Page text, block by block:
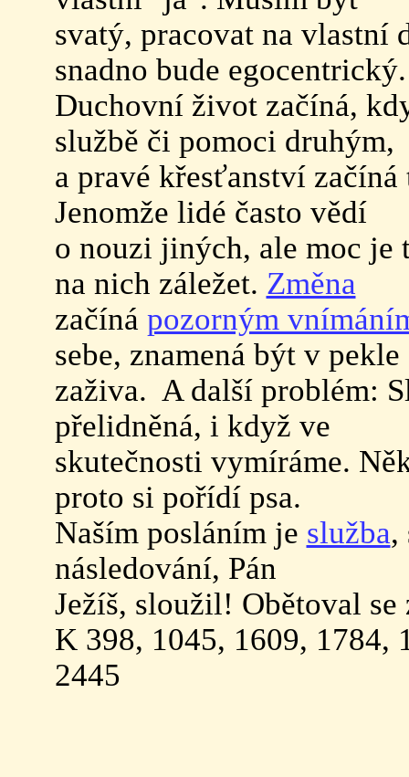
svatý, pracovat na vlastní
snadno bude egocentrický.
Duchovní život začíná,
službě či pomoci druhým,
a pravé křesťanství
Jenomže lidé často vědí
o nouzi jiných, ale moc je
na nich záležet. Změna
začíná pozorným
sebe, znamená být v pekle
zaživa. A další problém:
přelidněná, i když ve
skutečnosti vymíráme.
proto si pořídí psa.
Naším posláním je služba,
následování, Pán
Ježíš, sloužil! Obětoval
K 398, 1045, 1609, 1784,
2445